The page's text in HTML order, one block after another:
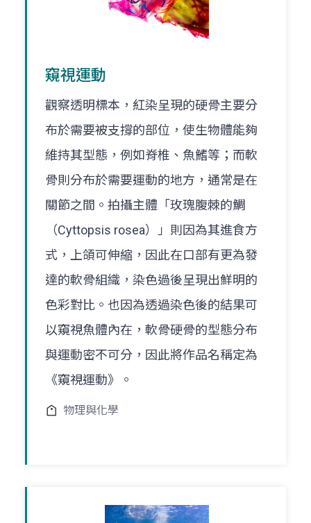
窺視運動
觀察透明標本，紅染呈現的硬骨主要分
布於需要被支撐的部位，使生物體能夠
維持其型態，例如脊椎、魚鰭等；而軟
骨則分布於需要運動的地方，通常是在
關節之間。拍攝主體「玫瑰腹棘的鯛
（Cyttopsis rosea）」則因為其進食方
式，上頜可伸縮，因此在口部有更為發
達的軟骨組織，染色過後呈現出鮮明的
色彩對比。也因為透過染色後的結果可
以窺視魚體內在，軟骨硬骨的型態分布
與運動密不可分，因此將作品名稱定為
《窺視運動》。
物理與化學